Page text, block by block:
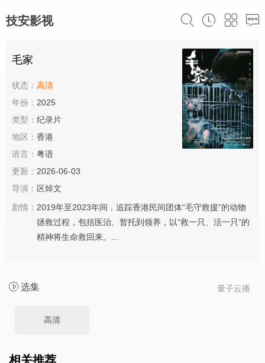
技安影视
毛家
状态： 高清
年份： 2025
类型： 纪录片
地区： 香港
语言： 粤语
更新： 2026-06-03
导演： 区焯文
剧情： 2019年至2023年间，追踪香港民间团体“毛守救援”的动物
拯救过程，包括医治、暂托到领养，以“救一只、活一只”的
精神将生命救回来。...
量子云播
选集
高清
相关推荐